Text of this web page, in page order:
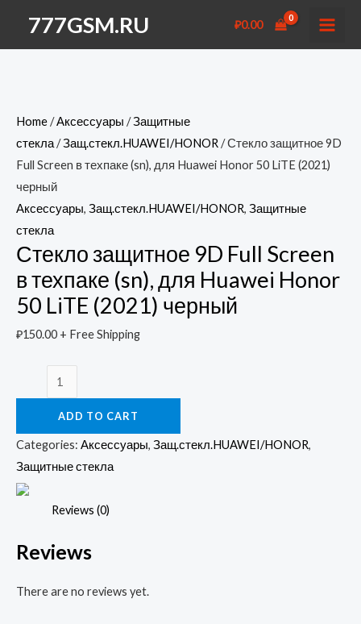
содержимому
777GSM.RU ₽0.00
Home/Аксессуары /Защитные
стекла/Защ.стекл.HUAWEI/HONOR/ Стекло защитное 9D
Full Screen в техпаке (sn), для Huawei Honor 50 LiTE (2021)
черный
Аксессуары, Защ.стекл.HUAWEI/HONOR, Защитные
стекла
Стекло защитное 9D Full Screen
в техпаке (sn), для Huawei Honor
50 LiTE (2021) черный
₽150.00 + Free Shipping
защитное
Full
Screen
в
техпаке
для
Honor
ADD TO CART
Categories: Аксессуары, Защ.стекл.HUAWEI/HONOR,
Защитные стекла
Reviews (0)
Reviews
There are no reviews yet.